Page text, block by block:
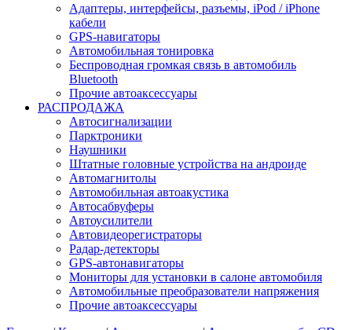
Адаптеры, интерфейсы, разъемы, iPod / iPhone
кабели
GPS-навигаторы
Автомобильная тонировка
Беспроводная громкая связь в автомобиль
Bluetooth
Прочие автоаксессуары
РАСПРОДАЖА
Автосигнализации
Парктроники
Наушники
Штатные головные устройства на андроиде
Автомагнитолы
Автомобильная автоакустика
Автосабвуферы
Автоусилители
Автовидеорегистраторы
Радар-детекторы
GPS-автонавигаторы
Мониторы для установки в салоне автомобиля
Автомобильные преобразователи напряжения
Прочие автоаксессуары